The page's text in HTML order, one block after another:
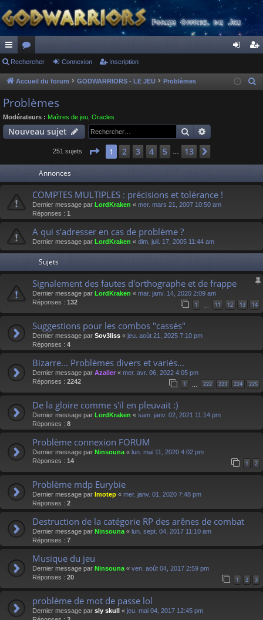
ac
co
ur
ci
or
u
m
s
ne cri
Rechercher Connexion Inscription
Accueil du forum GODWARRIORS - LE JEU Problèmes
e
Problèmes
Modérateurs : Maîtres de jeu Oracles
Nouveau sujet Rechercher
251 sujets Page 1sur 13
1 2 3 4 5 13
Annonces
COMPTES MULTIPLES : précisions et tolérance !
Dernier message par LordKraken « mer. mars 21, 2007 10:50 am
Réponses : 1
A qui s'adresser en cas de problème ?
Dernier message par LordKraken « dim. juil. 17, 2005 11:44 am
Sujets
Signalement des fautes d'orthographe et de frappe
Dernier message par LordKraken « mar. janv. 14, 2020 2:09 am
Réponses : 132 1 11 12 13 14
Suggestions pour les combos "cassés"
Dernier message par Sov3liss « jeu. août 21, 2025 7:10 pm
Réponses : 4
Bizarre... Problèmes divers et variés...
Dernier message par Azalier « mer. avr. 06, 2022 4:05 pm
Réponses : 2242 1 222 223 224 225
De la gloire comme s'il en pleuvait :)
Dernier message par LordKraken « sam. janv. 02, 2021 11:14 pm
Réponses : 8
Problème connexion FORUM
Dernier message par Ninsouna « lun. mai 11, 2020 4:02 pm
Réponses : 14 1 2
Problème mdp Eurybie
Dernier message par Imotep « mer. janv. 01, 2020 7:48 pm
Réponses : 2
Destruction de la catégorie RP des arênes de combat
Dernier message par Ninsouna « lun. sept. 04, 2017 11:10 am
Réponses : 7
Musique du jeu
Dernier message par Ninsouna « ven. août 04, 2017 2:59 pm
Réponses : 20 1 2 3
problème de mot de passe lol
Dernier message par sly skull « jeu. mai 04, 2017 12:45 pm